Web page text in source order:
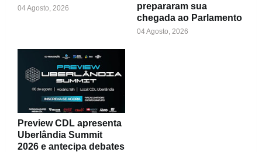
04 Agosto, 2026
prepararam sua
chegada ao Parlamento
04 Agosto, 2026
Preview CDL apresenta
Uberlândia Summit
2026 e antecipa debates